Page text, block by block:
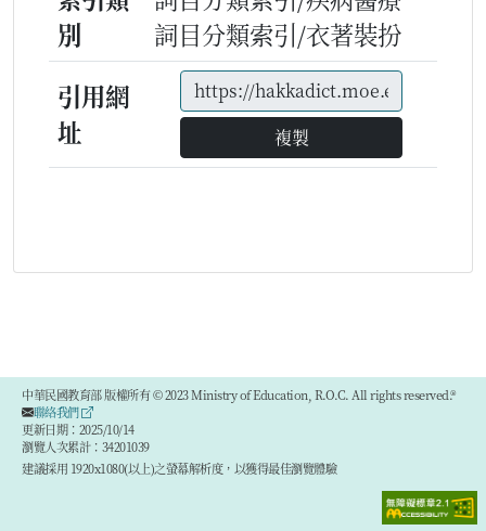
別
詞目分類索引/衣著裝扮
引用網
址
複製
中華民國教育部 版權所有 © 2023 Ministry of Education, R.O.C. All rights reserved.®
聯絡我們
更新日期：2025/10/14
瀏覽人次累計：34201039
建議採用 1920x1080(以上)之螢幕解析度，以獲得最佳瀏覽體驗